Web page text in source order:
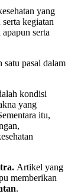
yang
kegiatan
serta
satu pasal dalam
kondisi
yang
itu,
Artikel yang
memberikan
.